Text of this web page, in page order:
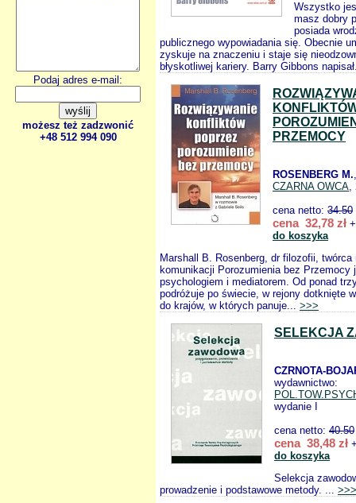
Podaj adres e-mail:
możesz też zadzwonić
+48 512 994 090
Wszystko
masz dobry
posiada
publicznego wypowiadania się. Obecnie
zyskuje na znaczeniu i staje się
błyskotliwej kariery. Barry Gibbons
PRZEMOCY
ROSENBERG M.
CZARNA OWCA,
cena netto: 34.50
cena 32,78 zł
do koszyka
Marshall B. Rosenberg, dr filozofii, twórca
komunikacji Porozumienia bez Przemocy
psychologiem i mediatorem. Od ponad
podróżuje po świecie, w rejony dotknięte
do krajów, w których panuje... >>>
SELEKCJA
CZRNOTA-
wydawnictwo:
wydanie I
cena netto: 40.50
cena 38,48 zł
do koszyka
Selekcja
prowadzenie i podstawowe metody. ... >>>